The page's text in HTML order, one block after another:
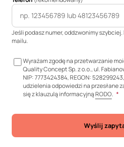
(opcjonalne)
Jeśli podasz numer, oddzwonimy
mailu.
Wyrażam zgodę na przetwarzanie
Quality Concept Sp. z o.o., ul.
NIP: 7773424384, REGON:
udzielenia odpowiedzi na przesłane
się z klauzulą informacyjnąRODO. *
Wyślij